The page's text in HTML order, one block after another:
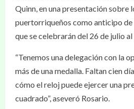
Quinn, en una presentación sobre
puertorriqueños como anticipo
que se celebrarán del 26 de julio
“Tenemos una delegación con la
más de una medalla. Faltan cien
cómo el reloj puede ejercer una
cuadrado”, aseveró Rosario.